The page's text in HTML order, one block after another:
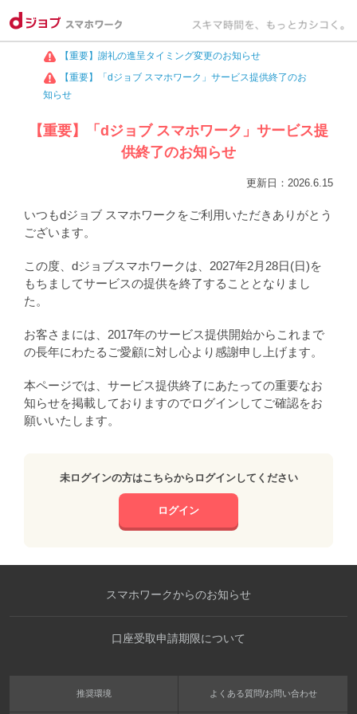
【重要】謝礼の進呈タイミング変更のお知らせ
【重要】「dジョブ スマホワーク」サービス提供終了のお
知らせ
【重要】「dジョブ スマホワーク」サービス提
供終了のお知らせ
更新日：2026.6.15
いつもdジョブ スマホワークをご利用いただきありがとう
ございます。
この度、dジョブスマホワークは、2027年2月28日(日)を
もちましてサービスの提供を終了することとなりまし
た。
お客さまには、2017年のサービス提供開始からこれまで
の長年にわたるご愛顧に対し心より感謝申し上げます。
本ページでは、サービス提供終了にあたっての重要なお
知らせを掲載しておりますのでログインしてご確認をお
願いいたします。
未ログインの方はこちらからログインしてください
ログイン
スマホワークからのお知らせ
口座受取申請期限について
推奨環境 よくある質問/お問い合わせ